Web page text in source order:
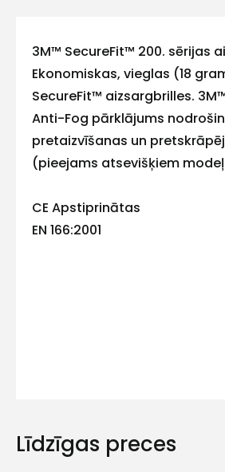
3M™ SecureFit™ 200. sērijas
Ekonomiskas, vieglas (18
SecureFit™ aizsargbrilles.
Anti-Fog pārklājums
pretaizvīšanas un
(pieejams atsevišķiem
CE Apstiprinātas
EN 166:2001
Līdzīgas preces
ar
+